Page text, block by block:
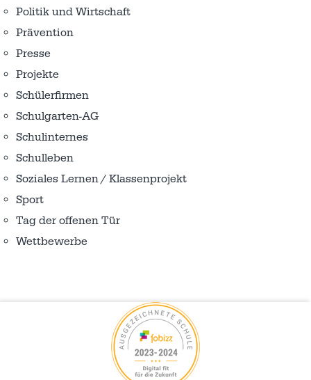
Politik und Wirtschaft
Prävention
Presse
Projekte
Schülerfirmen
Schulgarten-AG
Schulinternes
Schulleben
Soziales Lernen / Klassenprojekt
Sport
Tag der offenen Tür
Wettbewerbe